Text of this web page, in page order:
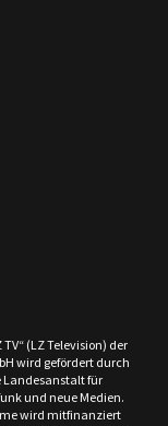
TV“ (LZ Television) der
wird gefördert durch
Landesanstalt für
und neue Medien.
wird mitfinanziert